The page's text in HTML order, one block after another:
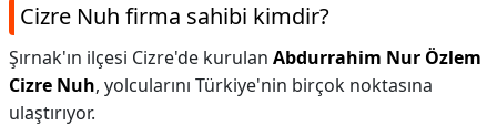
Cizre Nuh firma sahibi kimdir?
Şırnak'ın ilçesi Cizre'de kurulan Abdurrahim Nur Özlem
Cizre Nuh, yolcularını Türkiye'nin birçok noktasına
ulaştırıyor.